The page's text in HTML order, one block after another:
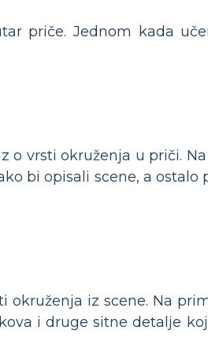
priče. Jednom kada
o vrsti okruženja u priči.
bi opisali scene, a ostalo
okruženja iz scene. Na
i druge sitne detalje